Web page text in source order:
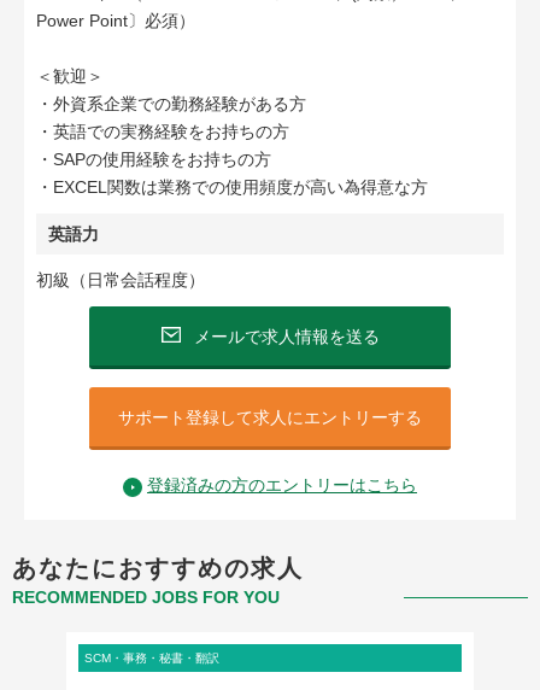
Power Point〕必須）
＜歓迎＞
・外資系企業での勤務経験がある方
・英語での実務経験をお持ちの方
・SAPの使用経験をお持ちの方
・EXCEL関数は業務での使用頻度が高い為得意な方
英語力
初級（日常会話程度）
メールで求人情報を送る
サポート登録して求人にエントリーする
登録済みの方のエントリーはこちら
あなたにおすすめの求人
RECOMMENDED JOBS FOR YOU
SCM・事務・秘書・翻訳